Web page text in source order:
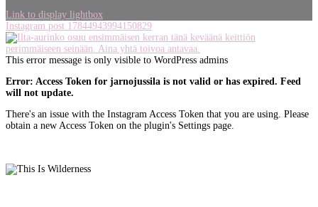
Link to display lightbox
Instagram post 17844943994150829
This error message is only visible to WordPress admins
Error: Access Token for jarnojussila is not valid or has expired. Feed
will not update.
There's an issue with the Instagram Access Token that you are using. Please
obtain a new Access Token on the plugin's Settings page.